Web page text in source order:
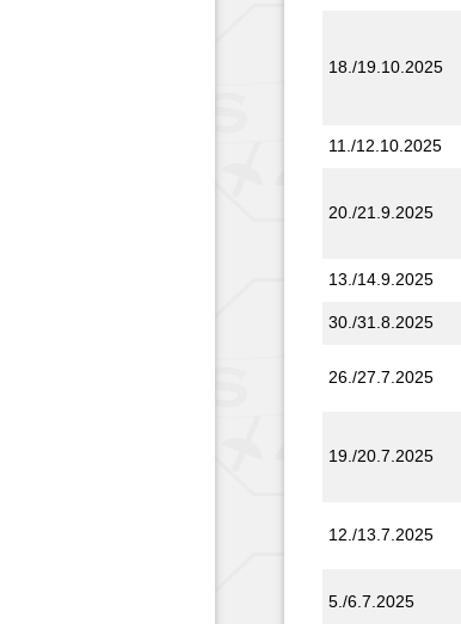
18./19.10.2025
11./12.10.2025
20./21.9.2025
13./14.9.2025
30./31.8.2025
26./27.7.2025
19./20.7.2025
12./13.7.2025
5./6.7.2025